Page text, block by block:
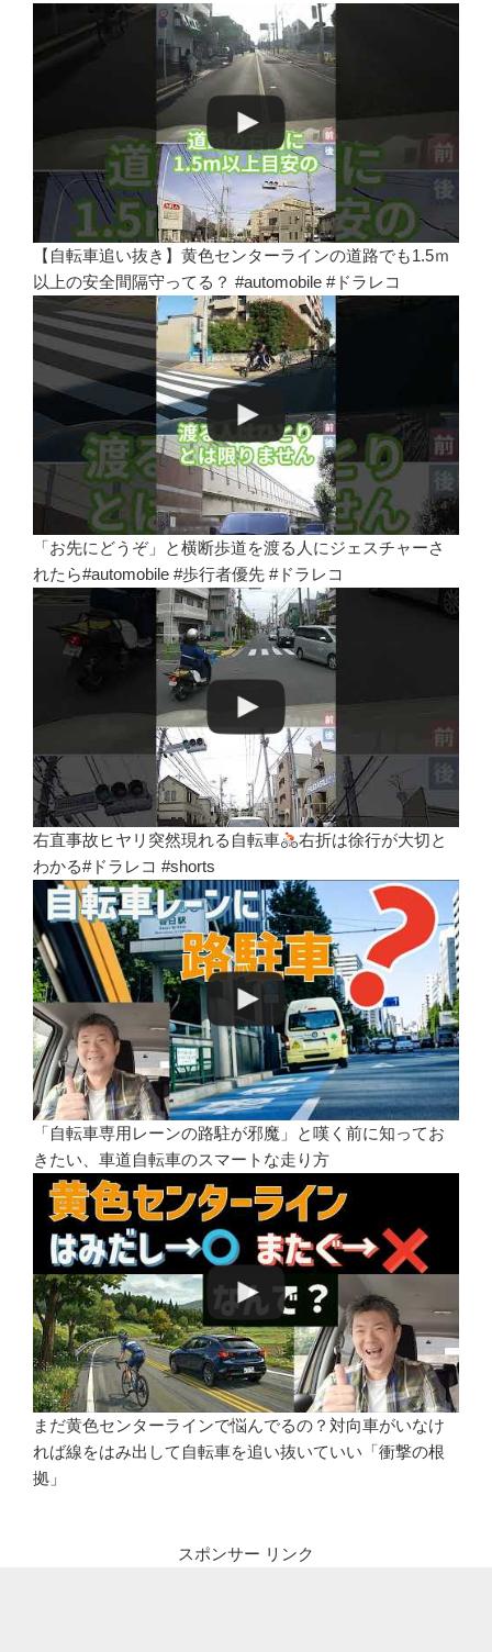
【自転車追い抜き】黄色センターラインの道路でも1.5ｍ
以上の安全間隔守ってる？ #automobile #ドラレコ
「お先にどうぞ」と横断歩道を渡る人にジェスチャーさ
れたら#automobile #歩行者優先 #ドラレコ
右直事故ヒヤリ突然現れる自転車
右折は徐行が大切と
わかる#ドラレコ #shorts
「自転車専用レーンの路駐が邪魔」と嘆く前に知ってお
きたい、車道自転車のスマートな走り方
まだ黄色センターラインで悩んでるの？対向車がいなけ
れば線をはみ出して自転車を追い抜いていい「衝撃の根
拠」
スポンサー リンク